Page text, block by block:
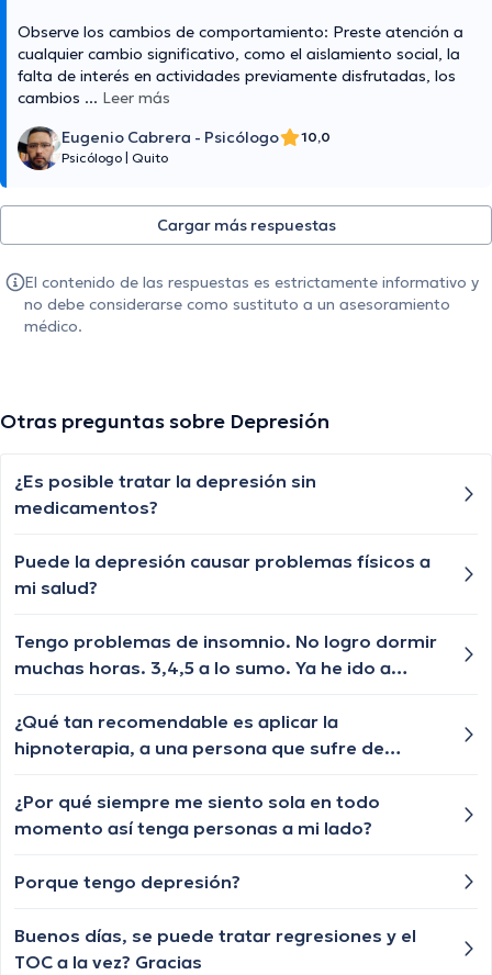
Observe los cambios de comportamiento: Preste atención a
cualquier cambio significativo, como el aislamiento social, la
falta de interés en actividades previamente disfrutadas, los
cambios ... Leer más
Eugenio Cabrera - Psicólogo
10,0
Psicólogo Quito
Cargar más respuestas
El contenido de las respuestas es estrictamente informativo y
no debe considerarse como sustituto a un asesoramiento
médico.
Otras preguntas sobre Depresión
¿Es posible tratar la depresión sin
medicamentos?
Puede la depresión causar problemas físicos a
mi salud?
Tengo problemas de insomnio. No logro dormir
muchas horas. 3,4,5 a lo sumo. Ya he ido a
imanes en mi cuerpo y cabeza, mirar películas,
remedios naturales para el equilibrio del
definitiva una pastilla de Eszopiclona de 3 MG.
Resultado: 3, 4 - 5 horas cuando mucho. Si me
semana pregabalina de 75 mg (2 de tres
insomnio no están hechas. Qué más hacer?
...No lo sé...leo sobre más terapias, más imanes
¿Qué tan recomendable es aplicar la
hipnoterapia, a una persona que sufre de
¿Por qué siempre me siento sola en todo
momento así tenga personas a mi lado?
Porque tengo depresión?
Buenos días, se puede tratar regresiones y el
TOC a la vez? Gracias